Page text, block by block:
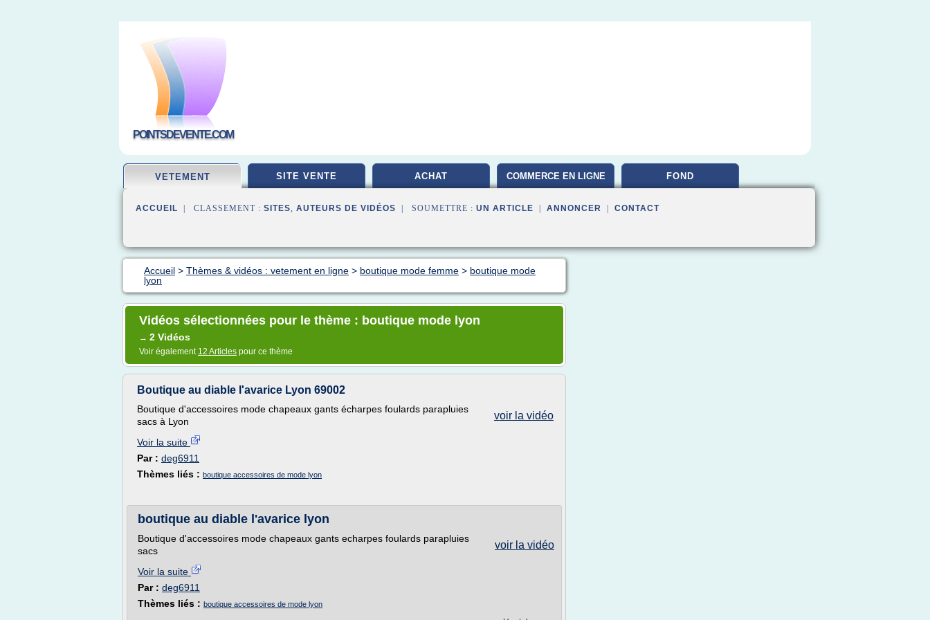
POINTSDEVENTE.COM
VETEMENT SITE VENTE ACHAT COMMERCE EN LIGNE FOND
ACCUEIL | CLASSEMENT : SITES, AUTEURS DE VIDÉOS | SOUMETTRE : UN ARTICLE ANNONCER CONTACT
Accueil > Thèmes & vidéos : vetement en ligne > boutique mode femme > boutique mode
lyon
Vidéos sélectionnées pour le thème : boutique mode lyon
→ 2 Vidéos
Voir également 12 Articles pour ce thème
Boutique au diable l'avarice Lyon 69002
voir la vidéo
Boutique d'accessoires mode chapeaux gants écharpes foulards parapluies
sacs à Lyon
Voir la suite
Par : deg6911
Thèmes liés : boutique accessoires de mode lyon
boutique au diable l'avarice lyon
voir la vidéo
Boutique d'accessoires mode chapeaux gants echarpes foulards parapluies
sacs
Voir la suite
Par : deg6911
Thèmes liés : boutique accessoires de mode lyon